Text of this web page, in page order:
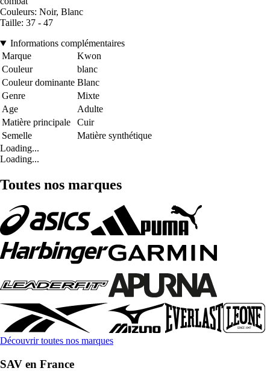
Couleurs: Noir, Blanc
Taille: 37 - 47
Informations complémentaires
Marque
Kwon
Couleur
blanc
Couleur dominante Blanc
Genre
Mixte
Age
Adulte
Matière principale
Cuir
Semelle
Matière synthétique
Loading...
Loading...
Toutes nos marques
Découvrir toutes nos marques
SAV en France